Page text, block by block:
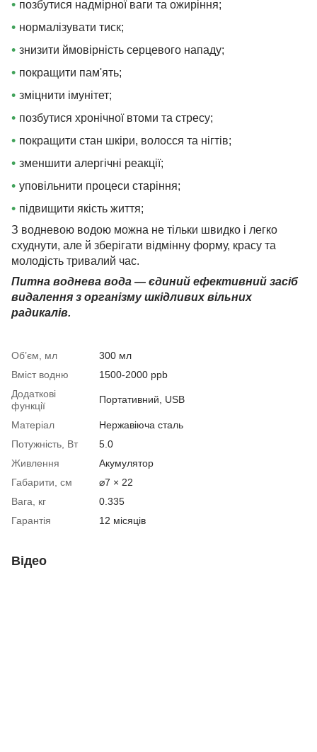
• позбутися надмірної ваги та ожиріння;
• нормалізувати тиск;
• знизити ймовірність серцевого нападу;
• покращити пам'ять;
• зміцнити імунітет;
• позбутися хронічної втоми та стресу;
• покращити стан шкіри, волосся та нігтів;
• зменшити алергічні реакції;
• уповільнити процеси старіння;
• підвищити якість життя;
З водневою водою можна не тільки швидко і легко
схуднути, але й зберігати відмінну форму, красу та
молодість тривалий час.
Питна воднева вода — єдиний ефективний засіб
видалення з організму шкідливих вільних
радикалів.
Об’єм, мл
300 мл
Вміст водню
1500-2000 ppb
Додаткові
функції
Портативний, USB
Матеріал
Нержавіюча сталь
Потужність, Вт
5.0
Живлення
Акумулятор
Габарити, см
⌀7 × 22
Вага, кг
0.335
Гарантія
12 місяців
Відео